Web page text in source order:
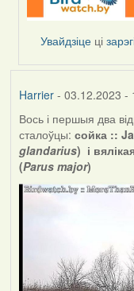
Увайдзіце ці
Harrier- 03.12.2023 -
Вось і першыя два
сталоўцы: сойка ::
glandarius) і
(Parus major)